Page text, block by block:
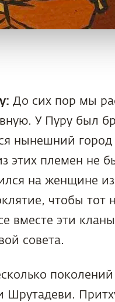
До сих пор мы
У Пуру был
нынешний
этих племен не
на женщине
чтобы
вместе эти
совета.
Шрутадеви.